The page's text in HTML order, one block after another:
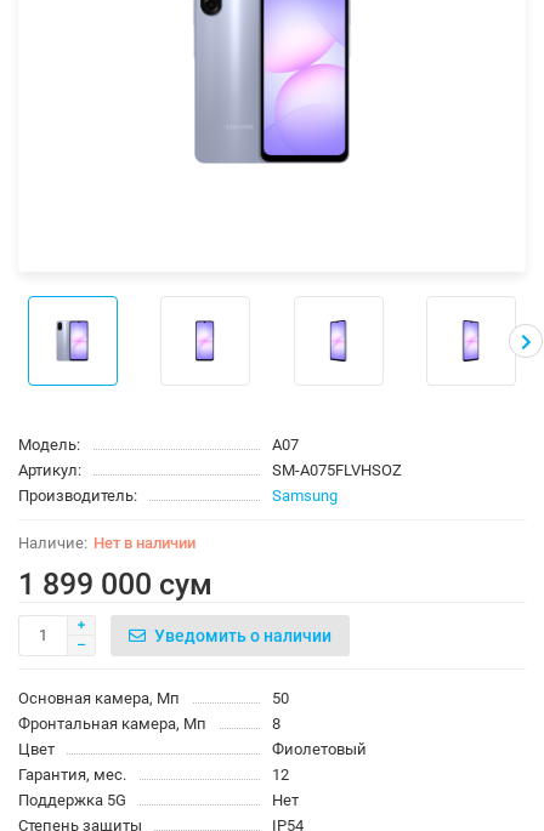
Модель:
A07
Артикул:
SM-A075FLVHSOZ
Производитель:
Samsung
Нет в наличии
1 899 000 сум
Уведомить о наличии
Основная камера, Мп
50
Фронтальная камера, Мп
8
Цвет
Фиолетовый
Гарантия, мес.
12
Поддержка 5G
Нет
Степень защиты
IP54